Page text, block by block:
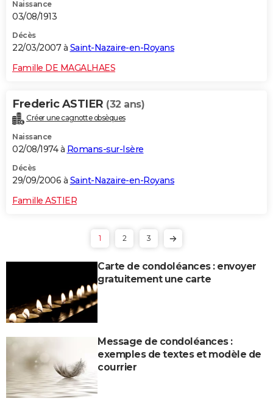
Naissance
03/08/1913
Décès
22/03/2007 à Saint-Nazaire-en-Royans
Famille DE MAGALHAES
Frederic ASTIER (32 ans)
Créer une cagnotte obsèques
Naissance
02/08/1974 à Romans-sur-Isère
Décès
29/09/2006 à Saint-Nazaire-en-Royans
Famille ASTIER
1 2 3
Carte de condoléances : envoyer
gratuitement une carte
Message de condoléances :
exemples de textes et modèle de
courrier